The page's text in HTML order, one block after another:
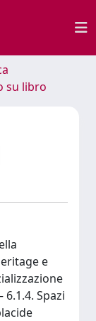
su libro
e
Spazi